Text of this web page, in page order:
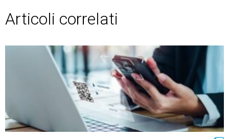
Articoli correlati